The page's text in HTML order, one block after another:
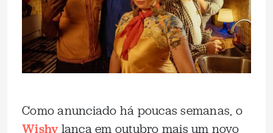
Como anunciado há poucas semanas, o
Wishylança em outubro mais um novo